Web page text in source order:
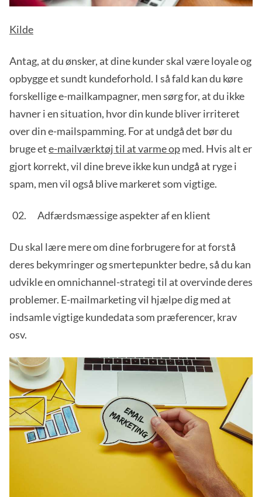
Kilde
Antag, at du ønsker, at dine kunder skal være loyale og
opbygge et sundt kundeforhold. I så fald kan du køre
forskellige e-mailkampagner, men sørg for, at du ikke
havner i en situation, hvor din kunde bliver irriteret
over din e-mailspamming. For at undgå det bør du
bruge ete-mailværktøj til at varme opmed. Hvis alt er
gjort korrekt, vil dine breve ikke kun undgå at ryge i
spam, men vil også blive markeret som vigtige.
Adfærdsmæssige aspekter af en klient
Du skal lære mere om dine forbrugere for at forstå
deres bekymringer og smertepunkter bedre, så du kan
udvikle en omnichannel-strategi til at overvinde deres
problemer. E-mailmarketing vil hjælpe dig med at
indsamle vigtige kundedata som præferencer, krav
osv.